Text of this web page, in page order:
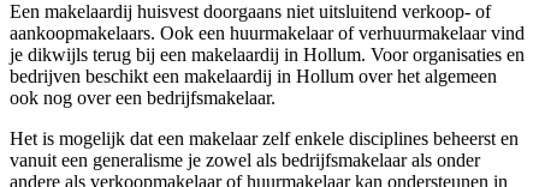
Een makelaardij huisvest doorgaans niet uitsluitend verkoop- of
aankoopmakelaars. Ook een huurmakelaar of verhuurmakelaar vind
je dikwijls terug bij een makelaardij in Hollum. Voor organisaties en
bedrijven beschikt een makelaardij in Hollum over het algemeen
ook nog over een bedrijfsmakelaar.
Het is mogelijk dat een makelaar zelf enkele disciplines beheerst en
vanuit een generalisme je zowel als bedrijfsmakelaar als onder
andere als verkoopmakelaar of huurmakelaar kan ondersteunen in